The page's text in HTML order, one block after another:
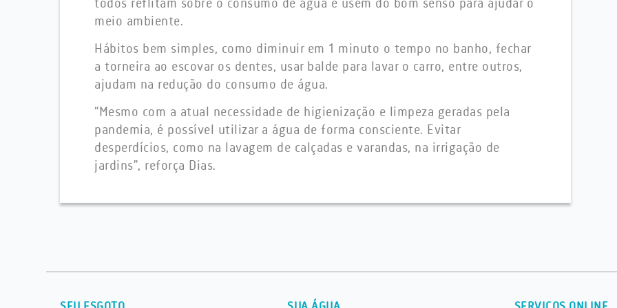
todos reflitam sobre o consumo de água e usem do bom senso para ajudar o
meio ambiente.
Hábitos bem simples, como diminuir em 1 minuto o tempo no banho, fechar
a torneira ao escovar os dentes, usar balde para lavar o carro, entre outros,
ajudam na redução do consumo de água.
“Mesmo com a atual necessidade de higienização e limpeza geradas pela
pandemia, é possível utilizar a água de forma consciente. Evitar
desperdícios, como na lavagem de calçadas e varandas, na irrigação de
jardins”, reforça Dias.